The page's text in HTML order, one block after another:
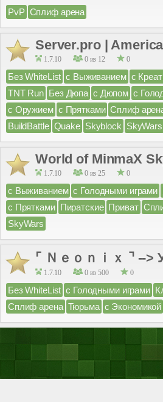
PvP Сплиф арена
Server.pro | America
1.7.10 0 из 12 0
Без WhiteList с Выживанием с
TNT Run Без Дюпа с Дюпом с
с Оружием с Прятками Сплиф
BuildBattle Quake Skyblock SkyWars
World of MinmaX
1.7.10 0 из 25 0
с Выживанием с Голодными играми
с Прятками Пиратские Приват
SkyWars
⌜ Ｎｅｏｎｉｘ ⌝ --
1.7.10 0 из 500 0
Без WhiteList с Голодными играми
Сплиф арена Тюрьма с Экономикой